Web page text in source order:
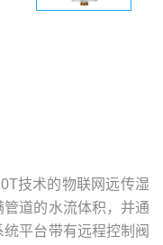
技术的物联网远传湿
道的水流体积，并通
平台带有远程控制阀